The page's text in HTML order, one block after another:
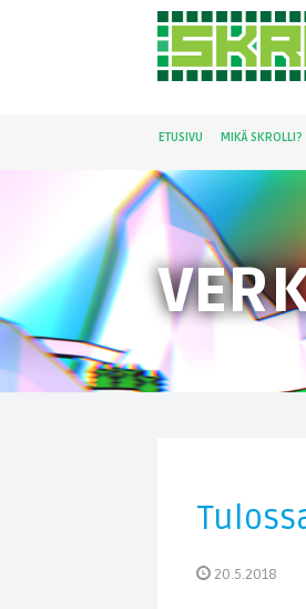
ETUSIVU MIKÄ SKROLLI?
20.5.2018